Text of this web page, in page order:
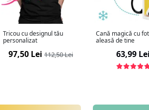
Tricou cu designul tău
personalizat
97,50 Lei 112,50 Lei
Cană magică cu
aleasă de tine
63,99 Lei